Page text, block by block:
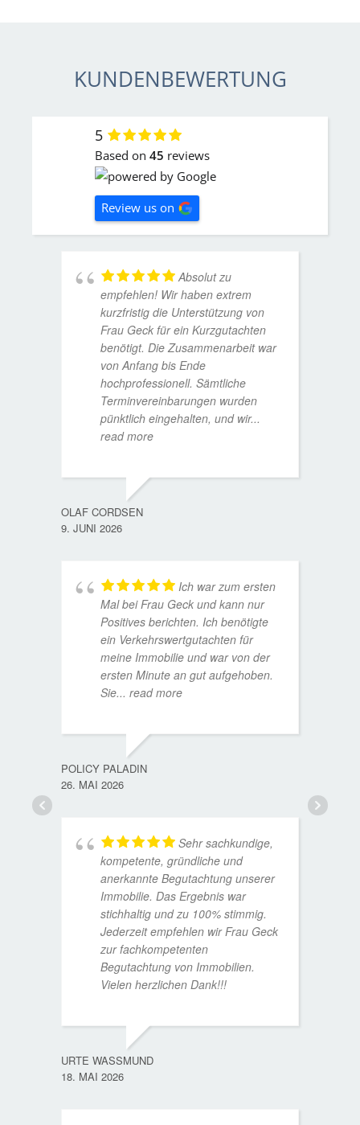
KUNDENBEWERTUNG
5
Based on 45 reviews
Review us on
Absolut zu
empfehlen! Wir haben extrem
kurzfristig die Unterstützung von
Frau Geck für ein Kurzgutachten
benötigt. Die Zusammenarbeit war
von Anfang bis Ende
hochprofessionell. Sämtliche
Terminvereinbarungen wurden
pünktlich eingehalten, und wir...
read more
OLAF CORDSEN
9. JUNI 2026
Ich war zum ersten
Mal bei Frau Geck und kann nur
Positives berichten. Ich benötigte
ein Verkehrswertgutachten für
meine Immobilie und war von der
ersten Minute an gut aufgehoben.
Sie... read more
POLICY PALADIN
26. MAI 2026
Sehr sachkundige,
kompetente, gründliche und
anerkannte Begutachtung unserer
Immobilie. Das Ergebnis war
stichhaltig und zu 100% stimmig.
Jederzeit empfehlen wir Frau Geck
zur fachkompetenten
Begutachtung von Immobilien.
Vielen herzlichen Dank!!!
URTE WASSMUND
18. MAI 2026